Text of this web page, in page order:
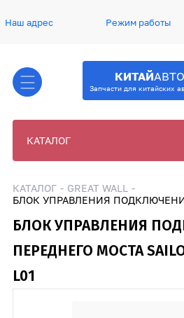
Наш адрес Режим работы
КИТАЙ
Запчасти для китайских
КАТАЛОГ
КАТАЛОГ
GREAT WALL
БЛОК УПРАВЛЕНИЯ
БЛОК УПРАВЛЕНИЯ
ПЕРЕДНЕГО МОСТА
L01